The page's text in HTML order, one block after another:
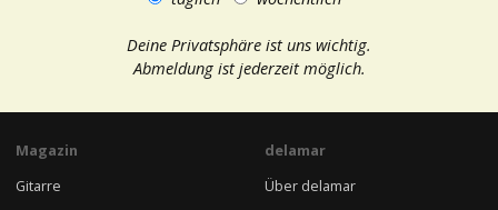
Deine Privatsphäre ist uns wichtig.
Abmeldung ist jederzeit möglich.
Magazin
Gitarre
delamar
Über delamar